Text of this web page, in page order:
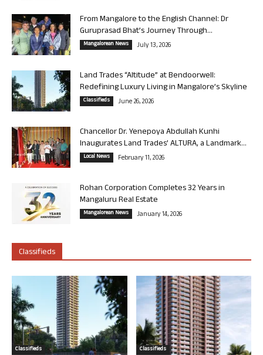
From Mangalore to the English Channel: Dr
Guruprasad Bhat’s Journey Through...
Mangalorean News July 13, 2026
Land Trades “Altitude” at Bendoorwell:
Redefining Luxury Living in Mangalore’s Skyline
Classifieds June 26, 2026
Chancellor Dr. Yenepoya Abdullah Kunhi
Inaugurates Land Trades’ ALTURA, a Landmark...
Local News February 11, 2026
Rohan Corporation Completes 32 Years in
Mangaluru Real Estate
Mangalorean News January 14, 2026
Classifieds
Classifieds Classifieds